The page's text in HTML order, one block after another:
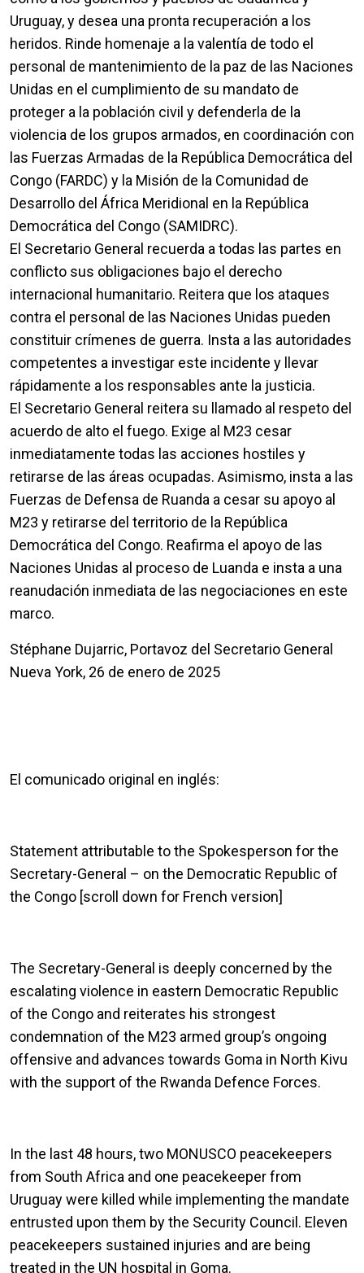
Uruguay, y desea una pronta recuperación a los
heridos. Rinde homenaje a la valentía de todo el
personal de mantenimiento de la paz de las Naciones
Unidas en el cumplimiento de su mandato de
proteger a la población civil y defenderla de la
violencia de los grupos armados, en coordinación con
las Fuerzas Armadas de la República Democrática del
Congo (FARDC) y la Misión de la Comunidad de
Desarrollo del África Meridional en la República
Democrática del Congo (SAMIDRC).
El Secretario General recuerda a todas las partes en
conflicto sus obligaciones bajo el derecho
internacional humanitario. Reitera que los ataques
contra el personal de las Naciones Unidas pueden
constituir crímenes de guerra. Insta a las autoridades
competentes a investigar este incidente y llevar
rápidamente a los responsables ante la justicia.
El Secretario General reitera su llamado al respeto del
acuerdo de alto el fuego. Exige al M23 cesar
inmediatamente todas las acciones hostiles y
retirarse de las áreas ocupadas. Asimismo, insta a las
Fuerzas de Defensa de Ruanda a cesar su apoyo al
M23 y retirarse del territorio de la República
Democrática del Congo. Reafirma el apoyo de las
Naciones Unidas al proceso de Luanda e insta a una
reanudación inmediata de las negociaciones en este
marco.
Stéphane Dujarric, Portavoz del Secretario General
Nueva York, 26 de enero de 2025
El comunicado original en inglés:
Statement attributable to the Spokesperson for the
Secretary-General – on the Democratic Republic of
the Congo [scroll down for French version]
The Secretary-General is deeply concerned by the
escalating violence in eastern Democratic Republic
of the Congo and reiterates his strongest
condemnation of the M23 armed group’s ongoing
offensive and advances towards Goma in North Kivu
with the support of the Rwanda Defence Forces.
In the last 48 hours, two MONUSCO peacekeepers
from South Africa and one peacekeeper from
Uruguay were killed while implementing the mandate
entrusted upon them by the Security Council. Eleven
peacekeepers sustained injuries and are being
treated in the UN hospital in Goma.